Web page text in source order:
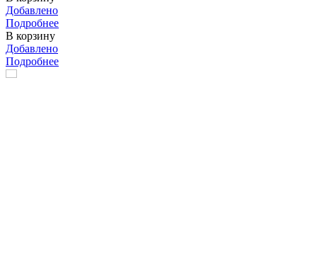
Добавлено
Подробнее
В корзину
Добавлено
Подробнее